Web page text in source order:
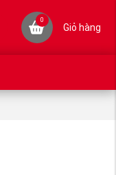
0
Giỏ hàng